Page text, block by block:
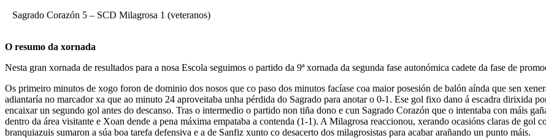
Sagrado Corazón 5 – SCD Milagrosa 1 (veteranos)
O resumo da xornada
Nesta gran xornada de resultados para a nosa Escola seguimos o partido da 9ª xornada da segunda fase autonómica cadete da fase de
Os primeiro minutos de xogo foron de dominio dos nosos que co paso dos minutos facíase coa maior posesión de balón aínda que sen
adiantaría no marcador xa que ao minuto 24 aproveitaba unha pérdida do Sagrado para anotar o 0-1. Ese gol fixo dano á escadra dirixida
encaixar un segundo gol antes do descanso. Tras o intermedio o partido non tiña dono e cun Sagrado Corazón que o intentaba con máis
dentro da área visitante e Xoan dende a pena máxima empataba a contenda (1-1). A Milagrosa reaccionou, xerando ocasións claras de gol
branquiazuis sumaron a súa boa tarefa defensiva e a de Sanfiz xunto co desacerto dos milagrosistas para acabar arañando un punto máis.